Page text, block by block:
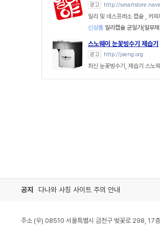
광고 http://
일리 및 네스프레소 캡슐 , 커
신상품 일리캡슐 균일가(일부
스노웨이 눈꽃빙수기 제습기
광고 http://jseng.org
최신 눈꽃빙수기, 제습기 스노
공지 다나와 사칭 사이트 주의 안내
주소 (우) 08510 서울특별시 금천구 벚꽃로 298, 17